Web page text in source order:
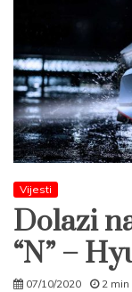
Vijesti
Dolazi
“N” –
07/10/2020 2